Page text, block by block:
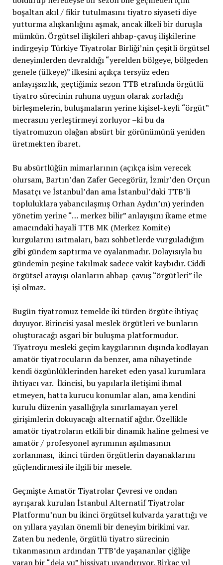
boşaltan akıl / fikir tutulmasını tiyatro siyaseti diye
yutturma alışkanlığını aşmak, ancak ilkeli bir duruşla
mümkün. Örgütsel ilişkileri ahbap-çavuş ilişkilerine
indirgeyip Türkiye Tiyatrolar Birliği’nin çeşitli örgütsel
deneyimlerden devraldığı “yerelden bölgeye, bölgeden
genele (ülkeye)” ilkesini açıkça tersyüz eden
anlayışsızlık, geçtiğimiz sezon TTB etrafında örgütlü
tiyatro sürecinin ruhuna uygun olarak zorladığı
birleşmelerin, buluşmaların yerine kişisel-keyfi “örgüt”
mecrasını yerleştirmeyi zorluyor –ki bu da
tiyatromuzun olağan absürt bir görünümünü yeniden
üretmekten ibaret.
Bu absürtlüğün mimarlarının (açıkça isim verecek
olursam, Bartın’dan Zafer Gecegörür, İzmir’den Orçun
Masatçı ve İstanbul’dan ama İstanbul’daki TTB’li
topluluklara yabancılaşmış Orhan Aydın’ın) yerinden
yönetim yerine “… merkez bilir” anlayışını ikame etme
amacındaki hayali TTB MK (Merkez Komite)
kurgularını ısıtmaları, bazı sohbetlerde vurguladığım
gibi gündem saptırma ve oyalanmadır. Dolayısıyla bu
gündemin peşine takılmak sadece vakit kaybıdır. Ciddi
örgütsel arayışı olanların ahbap-çavuş “örgütleri” ile
işi olmaz.
Bugün tiyatromuz temelde iki türden örgüte ihtiyaç
duyuyor. Birincisi yasal meslek örgütleri ve bunların
oluşturacağı asgari bir buluşma platformudur.
Tiyatroyu mesleki geçim kaygılarının dışında kodlayan
amatör tiyatrocuların da benzer, ama nihayetinde
kendi özgünlüklerinden hareket eden yasal kurumlara
ihtiyacı var. İkincisi, bu yapılarla iletişimi ihmal
etmeyen, hatta kurucu konumlar alan, ama kendini
kurulu düzenin yasallığıyla sınırlamayan yerel
girişimlerin dokuyacağı alternatif ağdır. Özellikle
amatör tiyatroların etkili bir dinamik haline gelmesi ve
amatör / profesyonel ayrımının aşılmasının
zorlanması, ikinci türden örgütlerin dayanaklarını
güçlendirmesi ile ilgili bir mesele.
Geçmişte Amatör Tiyatrolar Çevresi ve ondan
ayrışarak kurulan İstanbul Alternatif Tiyatrolar
Platformu’nun bu ikinci örgütsel kulvarda yarattığı ve
on yıllara yayılan önemli bir deneyim birikimi var.
Zaten bu nedenle, örgütlü tiyatro sürecinin
tıkanmasının ardından TTB’de yaşananlar çiğliğe
varan bir “deja vu” hissiyatı uyandırıyor. Birkaç yıl